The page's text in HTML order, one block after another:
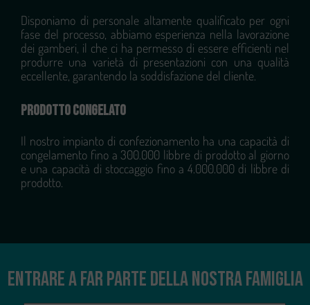
Disponiamo di personale altamente qualificato per ogni
fase del processo, abbiamo esperienza nella lavorazione
dei gamberi, il che ci ha permesso di essere efficienti nel
produrre una varietà di presentazioni con una qualità
eccellente, garantendo la soddisfazione del cliente.
PRODOTTO CONGELATO
Il nostro impianto di confezionamento ha una capacità di
congelamento fino a 300.000 libbre di prodotto al giorno
e una capacità di stoccaggio fino a 4.000.000 di libbre di
prodotto.
Entrare a far parte della nostra famiglia